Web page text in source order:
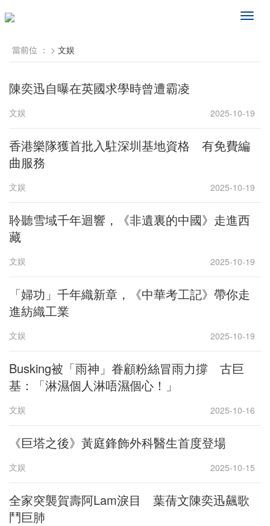
频
當前位 ： > 文娱
陳奕迅自曝在英國求學時曾遭霸凌
文娱 2025-10-19
香港樂隊獲首批入駐深圳基地資格 有免費編
曲服務
文娱 2025-10-19
聆聽雪域千年迴響，《非遺裏的中國》走進西
藏
文娱 2025-10-19
「婦功」千年織新章，《中華考工記》帶你走
進紡織工業
文娱 2025-10-19
Busking被「雨神」眷顧粉絲冒雨力撐 古巨
基：「淋濕個人淋唔濕個心！」
文娱 2025-10-16
《巨塔之後》黃庭鋒飾外科醫生首度登場
文娱 2025-10-15
全家突襲賀壽阿Lam淚目 葉蒨文陳奕迅飆歌
鬥巨肺